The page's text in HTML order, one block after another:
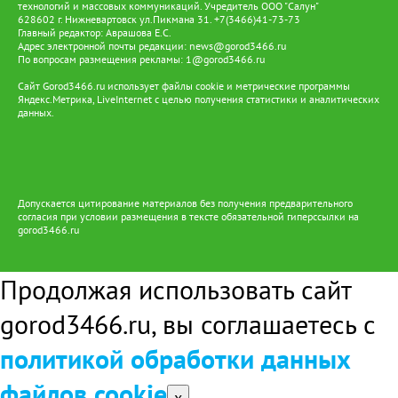
технологий и массовых коммуникаций. Учредитель ООО "Салун"
628602 г. Нижневартовск ул.Пикмана 31. +7(3466)41-73-73
Главный редактор: Аврашова Е.С.
Адрес электронной почты редакции: news@gorod3466.ru
По вопросам размещения рекламы: 1@gorod3466.ru
Сайт Gorod3466.ru использует файлы cookie и метрические программы
Яндекс.Метрика, LiveInternet с целью получения статистики и аналитических
данных.
Допускается цитирование материалов без получения предварительного
согласия при условии размещения в тексте обязательной гиперссылки на
gorod3466.ru
Продолжая использовать сайт
gorod3466.ru, вы соглашаетесь с
политикой обработки данных